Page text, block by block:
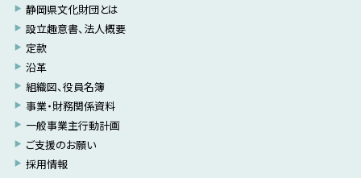
静岡県文化財団とは
設立趣意書、法人概要
定款
沿革
組織図、役員名簿
事業・財務関係資料
一般事業主行動計画
ご支援のお願い
採用情報